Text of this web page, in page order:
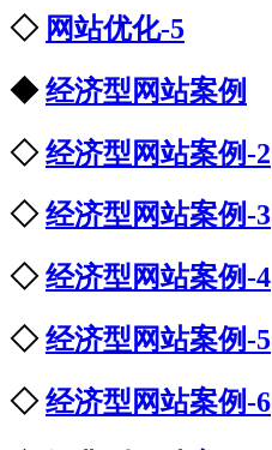
◇ 网站优化-5
◆经济型网站案例
◇经济型网站案例-2
◇经济型网站案例-3
◇经济型网站案例-4
◇经济型网站案例-5
◇经济型网站案例-6